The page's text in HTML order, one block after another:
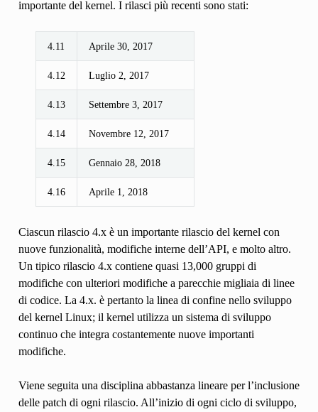
importante del kernel. I rilasci più recenti sono stati:
4.11 Aprile 30, 2017
4.12 Luglio 2, 2017
4.13 Settembre 3, 2017
4.14 Novembre 12, 2017
4.15 Gennaio 28, 2018
4.16 Aprile 1, 2018
Ciascun rilascio 4.x è un importante rilascio del kernel con
nuove funzionalità, modifiche interne dell’API, e molto altro.
Un tipico rilascio 4.x contiene quasi 13,000 gruppi di
modifiche con ulteriori modifiche a parecchie migliaia di linee
di codice. La 4.x. è pertanto la linea di confine nello sviluppo
del kernel Linux; il kernel utilizza un sistema di sviluppo
continuo che integra costantemente nuove importanti
modifiche.
Viene seguita una disciplina abbastanza lineare per l’inclusione
delle patch di ogni rilascio. All’inizio di ogni ciclo di sviluppo,